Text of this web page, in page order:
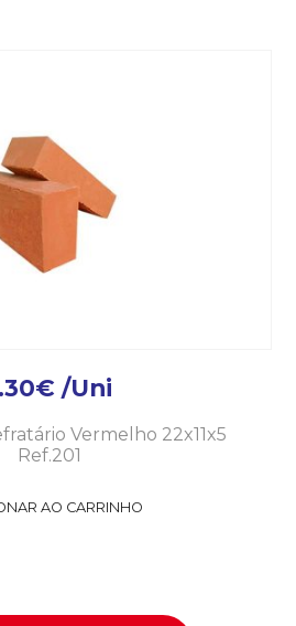
€ /Uni
Vermelho 22x11x5
Ref.201
AO CARRINHO